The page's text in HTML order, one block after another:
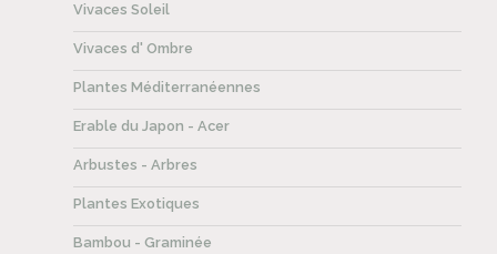
Vivaces Soleil
Vivaces d' Ombre
Plantes Méditerranéennes
Erable du Japon - Acer
Arbustes - Arbres
Plantes Exotiques
Bambou - Graminée